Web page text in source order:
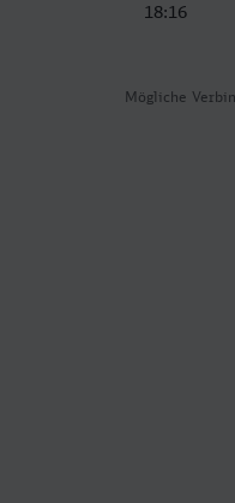
Mögliche
18:16